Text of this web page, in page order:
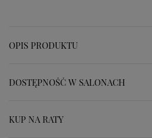
OPIS PRODUKTU
DOSTĘPNOŚĆ W SALONACH
KUP NA RATY